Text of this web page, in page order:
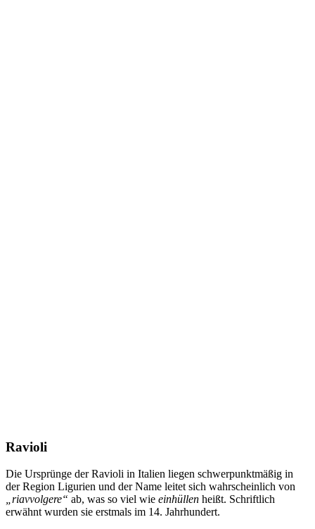
Ravioli
Die Ursprünge der Ravioli in Italien liegen schwerpunktmäßig in
der Region Ligurien und der Name leitet sich wahrscheinlich von
„riavvolgere“ ab, was so viel wie einhüllen heißt. Schriftlich
erwähnt wurden sie erstmals im 14. Jahrhundert.